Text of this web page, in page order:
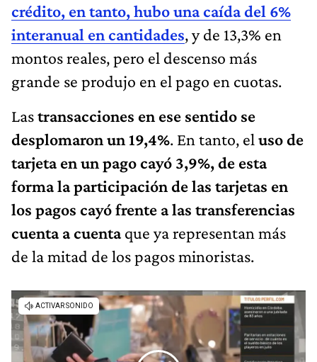
crédito, en tanto, hubo una caída del 6%
interanual en cantidades, y de 13,3% en
montos reales, pero el descenso más
grande se produjo en el pago en cuotas.
Lastransacciones en ese sentido se
desplomaron un 19,4%. En tanto, el uso de
tarjeta en un pago cayó 3,9%, de esta
forma la participación de las tarjetas en
los pagos cayó frente a las transferencias
cuenta a cuentaque ya representan más
de la mitad de los pagos minoristas.